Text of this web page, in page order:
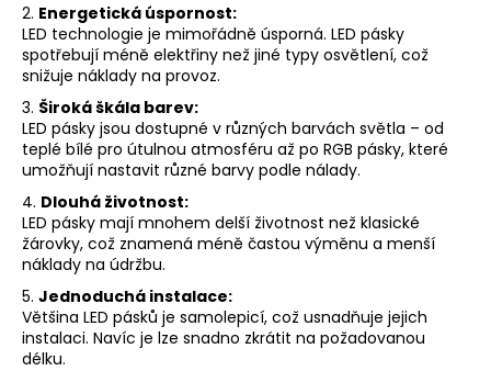
2. Energetická úspornost:
LED technologie je mimořádně úsporná. LED pásky
spotřebují méně elektřiny než jiné typy osvětlení, což
snižuje náklady na provoz.
3. Široká škála barev:
LED pásky jsou dostupné v různých barvách světla – od
teplé bílé pro útulnou atmosféru až po RGB pásky, které
umožňují nastavit různé barvy podle nálady.
4. Dlouhá životnost:
LED pásky mají mnohem delší životnost než klasické
žárovky, což znamená méně častou výměnu a menší
náklady na údržbu.
5. Jednoduchá instalace:
Většina LED pásků je samolepicí, což usnadňuje jejich
instalaci. Navíc je lze snadno zkrátit na požadovanou
délku.
D
o
p
o
r
u
č
u
j
e
m
e